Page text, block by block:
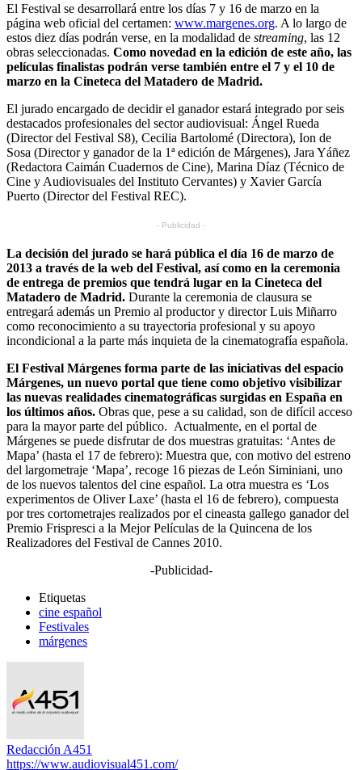
El Festival se desarrollará entre los días 7 y 16 de marzo en la
página web oficial del certamen: www.margenes.org. A lo largo de
estos diez días podrán verse, en la modalidad de streaming, las 12
obras seleccionadas. Como novedad en la edición de este año, las
películas finalistas podrán verse también entre el 7 y el 10 de
marzo en la Cineteca del Matadero de Madrid.
El jurado encargado de decidir el ganador estará integrado por seis
destacados profesionales del sector audiovisual: Ángel Rueda
(Director del Festival S8), Cecilia Bartolomé (Directora), Ion de
Sosa (Director y ganador de la 1ª edición de Márgenes), Jara Yáñez
(Redactora Caimán Cuadernos de Cine), Marina Díaz (Técnico de
Cine y Audiovisuales del Instituto Cervantes) y Xavier García
Puerto (Director del Festival REC).
- Publicidad -
La decisión del jurado se hará pública el día 16 de marzo de
2013 a través de la web del Festival, así como en la ceremonia
de entrega de premios que tendrá lugar en la Cineteca del
Matadero de Madrid. Durante la ceremonia de clausura se
entregará además un Premio al productor y director Luis Miñarro
como reconocimiento a su trayectoria profesional y su apoyo
incondicional a la parte más inquieta de la cinematografía española.
El Festival Márgenes forma parte de las iniciativas del espacio
Márgenes, un nuevo portal que tiene como objetivo visibilizar
las nuevas realidades cinematográficas surgidas en España en
los últimos años. Obras que, pese a su calidad, son de difícil acceso
para la mayor parte del público. Actualmente, en el portal de
Márgenes se puede disfrutar de dos muestras gratuitas: ‘Antes de
Mapa’ (hasta el 17 de febrero): Muestra que, con motivo del estreno
del largometraje ‘Mapa’, recoge 16 piezas de León Siminiani, uno
de los nuevos talentos del cine español. La otra muestra es ‘Los
experimentos de Oliver Laxe’ (hasta el 16 de febrero), compuesta
por tres cortometrajes realizados por el cineasta gallego ganador del
Premio Frispresci a la Mejor Películas de la Quincena de los
Realizadores del Festival de Cannes 2010.
-Publicidad-
Etiquetas
cine español
Festivales
márgenes
Redacción A451
https://www.audiovisual451.com/